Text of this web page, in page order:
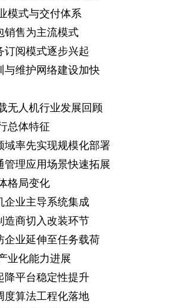
模式与交付体系
销售为主流模式
订阅模式逐步兴起
与维护网络建设加快
无人机行业发展回顾
总体特征
域率先实现规模化部署
管理应用场景快速拓展
格局变化
企业主导系统集成
造商切入改装环节
企业延伸至任务载荷
业化能力进展
降平台稳定性提升
度算法工程化落地